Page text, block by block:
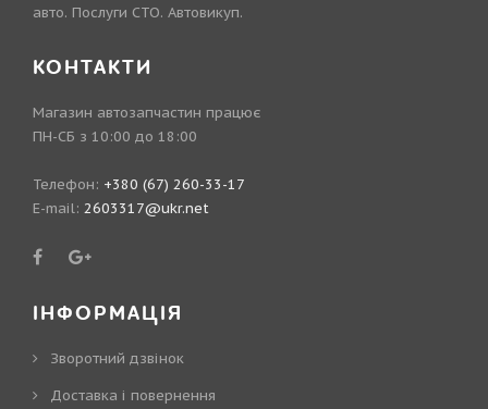
авто. Послуги СТО. Автовикуп.
КОНТАКТИ
Магазин автозапчастин працює
ПН-СБ з 10:00 до 18:00
Телефон: +380 (67) 260-33-17
E-mail: 2603317@ukr.net
ІНФОРМАЦІЯ
Зворотний дзвінок
Доставка і повернення